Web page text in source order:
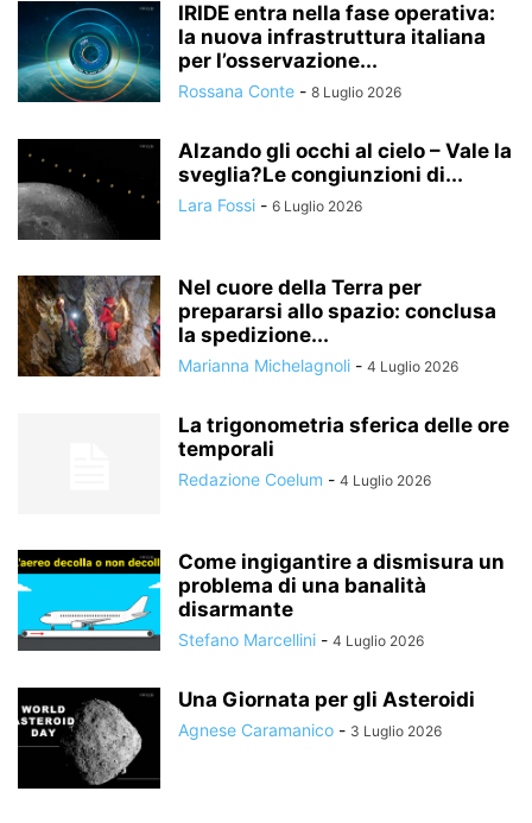
IRIDE entra nella fase operativa:
la nuova infrastruttura italiana
per l’osservazione...
Rossana Conte - 8 Luglio 2026
Alzando gli occhi al cielo – Vale la
sveglia?Le congiunzioni di...
Lara Fossi - 6 Luglio 2026
Nel cuore della Terra per
prepararsi allo spazio: conclusa
la spedizione...
Marianna Michelagnoli - 4 Luglio 2026
La trigonometria sferica delle ore
temporali
Redazione Coelum - 4 Luglio 2026
Come ingigantire a dismisura un
problema di una banalità
disarmante
Stefano Marcellini - 4 Luglio 2026
Una Giornata per gli Asteroidi
Agnese Caramanico - 3 Luglio 2026